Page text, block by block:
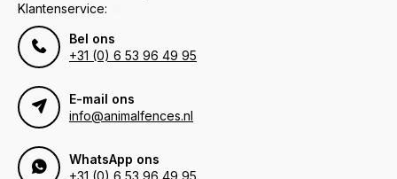
Klantenservice:
Bel ons
+31 (0) 6 53 96 49 95
E-mail ons
info@animalfences.nl
WhatsApp ons
+31 (0) 6 53 96 49 95